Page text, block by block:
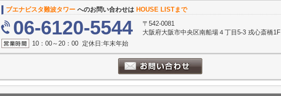
ブエナビスタ難波タワー へのお問い合わせは HOUSE LISTまで
06-6120-5544
〒542-0081
大阪府大阪市中央区南船場４丁目5-3 戎心斎橋1F
10：00～20：00 定休日:年末年始